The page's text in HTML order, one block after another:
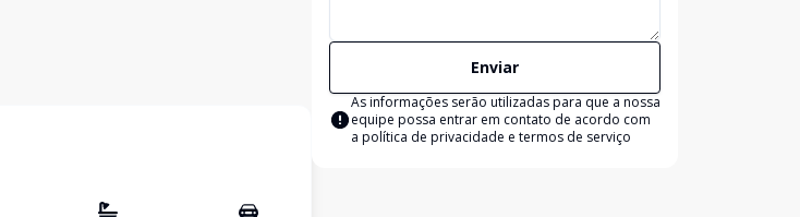
Enviar
As informações serão utilizadas para que a nossa
equipe possa entrar em contato de acordo com
a política de privacidade e termos de serviço